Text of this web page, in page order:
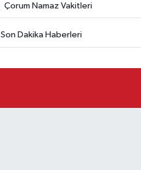
Çorum Namaz Vakitleri
Son Dakika Haberleri